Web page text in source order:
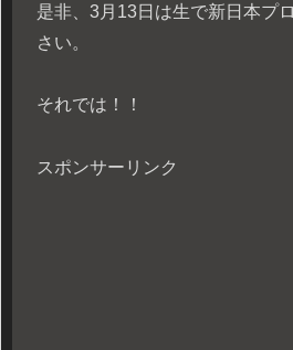
是非、3月13日は生で新日本プ
さい。
それでは！！
スポンサーリンク